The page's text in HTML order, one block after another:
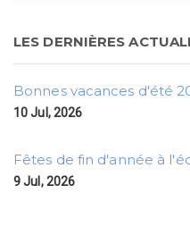
LES DERNIÈRES
Bonnes vacances d'été
10 Jul, 2026
Fêtes de fin d'année à
9 Jul, 2026